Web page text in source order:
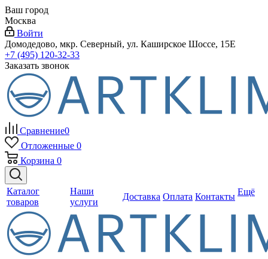
Ваш город
Москва
Войти
Домодедово, мкр. Северный, ул. Каширское Шоссе, 15Е
+7 (495) 120-32-33
Заказать звонок
Сравнение0
Отложенные 0
Корзина 0
Каталог
товаров
Наши
услуги
Доставка Оплата Контакты Ещё